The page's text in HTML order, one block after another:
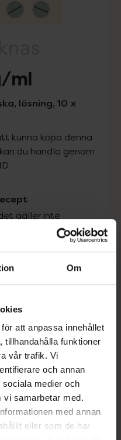
Om
att anpassa innehållet
tillhandahålla funktioner
vår trafik. Vi
och annan
medier och
vi samarbetar med.
med annan
eller som de har
ml
lösning, 10 x
kunna köpa denna
du handla genom
gäller inte
kr
kr
Dölj